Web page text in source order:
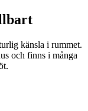
känsla i rummet.
och finns i många